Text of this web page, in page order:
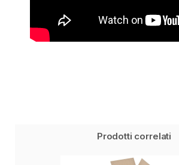
Prodotti correlati